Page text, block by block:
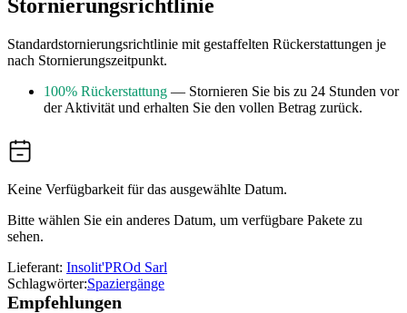
Stornierungsrichtlinie
Standardstornierungsrichtlinie mit gestaffelten Rückerstattungen je
nach Stornierungszeitpunkt.
100% Rückerstattung — Stornieren Sie bis zu 24 Stunden vor
der Aktivität und erhalten Sie den vollen Betrag zurück.
Keine Verfügbarkeit für das ausgewählte Datum.
Bitte wählen Sie ein anderes Datum, um verfügbare Pakete zu
sehen.
Lieferant: Insolit'PROd Sarl
Schlagwörter:Spaziergänge
Empfehlungen